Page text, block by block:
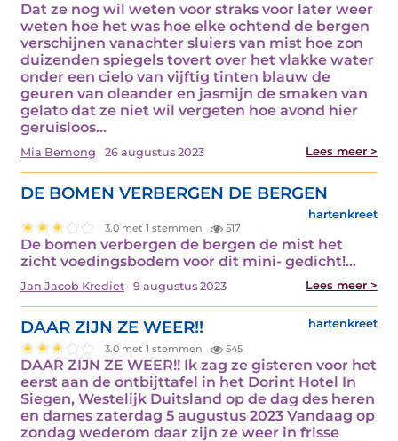
Dat ze nog wil weten voor straks voor later weer
weten hoe het was hoe elke ochtend de bergen
verschijnen vanachter sluiers van mist hoe zon
duizenden spiegels tovert over het vlakke water
onder een cielo van vijftig tinten blauw de
geuren van oleander en jasmijn de smaken van
gelato dat ze niet wil vergeten hoe avond hier
geruisloos…
Mia Bemong 26 augustus 2023 Lees meer >
DE BOMEN VERBERGEN DE BERGEN
hartenkreet
3.0 met 1 stemmen 517
De bomen verbergen de bergen de mist het
zicht voedingsbodem voor dit mini- gedicht!…
Jan Jacob Krediet 9 augustus 2023 Lees meer >
DAAR ZIJN ZE WEER!! hartenkreet
3.0 met 1 stemmen 545
DAAR ZIJN ZE WEER!! Ik zag ze gisteren voor het
eerst aan de ontbijttafel in het Dorint Hotel In
Siegen, Westelijk Duitsland op de dag des heren
en dames zaterdag 5 augustus 2023 Vandaag op
zondag wederom daar zijn ze weer in frisse